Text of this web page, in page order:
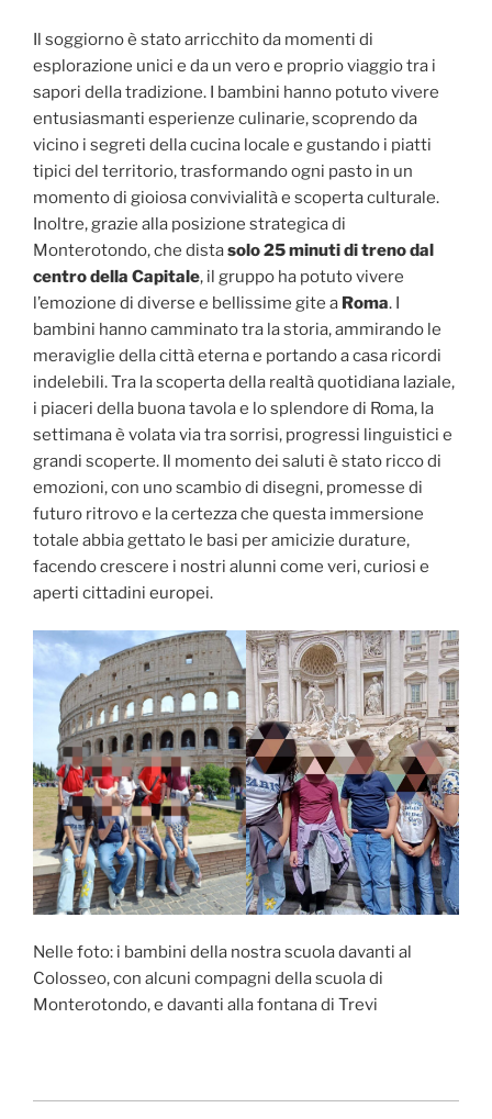
Il soggiorno è stato arricchito da momenti di
esplorazione unici e da un vero e proprio viaggio tra i
sapori della tradizione. I bambini hanno potuto vivere
entusiasmanti esperienze culinarie, scoprendo da
vicino i segreti della cucina locale e gustando i piatti
tipici del territorio, trasformando ogni pasto in un
momento di gioiosa convivialità e scoperta culturale.
Inoltre, grazie alla posizione strategica di
Monterotondo, che distasolo 25 minuti di treno dal
centro della Capitale, il gruppo ha potuto vivere
l’emozione di diverse e bellissime gite a Roma. I
bambini hanno camminato tra la storia, ammirando le
meraviglie della città eterna e portando a casa ricordi
indelebili. Tra la scoperta della realtà quotidiana laziale,
i piaceri della buona tavola e lo splendore di Roma, la
settimana è volata via tra sorrisi, progressi linguistici e
grandi scoperte. Il momento dei saluti è stato ricco di
emozioni, con uno scambio di disegni, promesse di
futuro ritrovo e la certezza che questa immersione
totale abbia gettato le basi per amicizie durature,
facendo crescere i nostri alunni come veri, curiosi e
aperti cittadini europei.
Nelle foto: i bambini della nostra scuola davanti al
Colosseo, con alcuni compagni della scuola di
Monterotondo, e davanti alla fontana di Trevi